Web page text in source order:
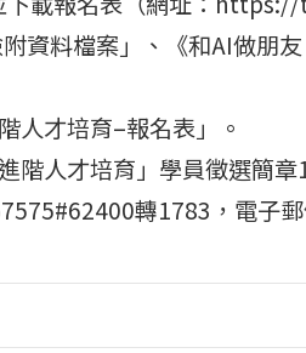
資料檔案」、《和AI做朋
人才培育–報名表」。
階人才培育」學員徵選簡
轉1783，電子